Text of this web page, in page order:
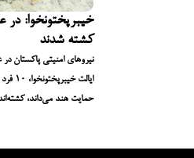
کشته شدند
نیروهای امنیتی پاکستان
حمایت هند می‌داند،